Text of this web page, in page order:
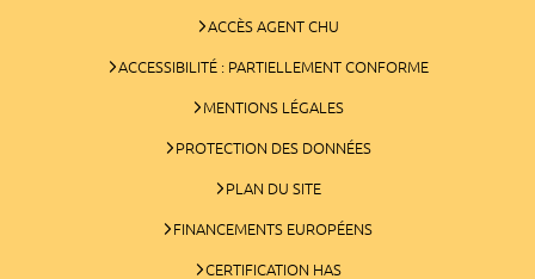
ACCÈS AGENT CHU
ACCESSIBILITÉ : PARTIELLEMENT CONFORME
MENTIONS LÉGALES
PROTECTION DES DONNÉES
PLAN DU SITE
FINANCEMENTS EUROPÉENS
CERTIFICATION HAS